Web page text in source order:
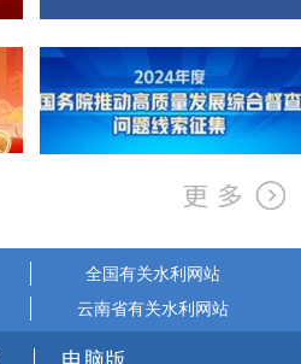
全国有关水利网站
云南省有关水利网站